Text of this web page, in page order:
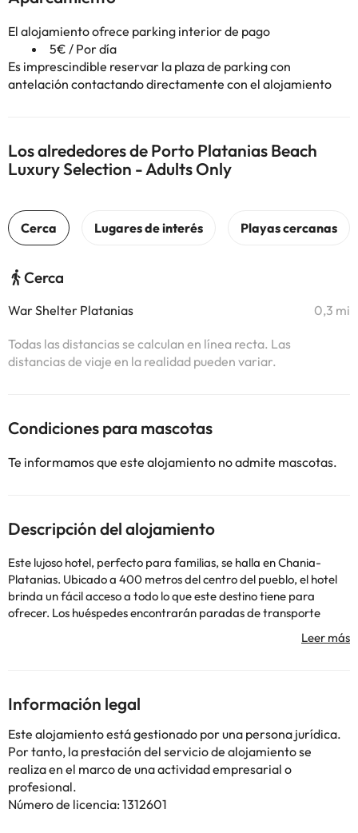
El alojamiento ofrece parking interior de pago
5€ / Por día
Es imprescindible reservar la plaza de parking con
antelación contactando directamente con el alojamiento
Los alrededores de Porto Platanias Beach
Luxury Selection - Adults Only
Cerca
War Shelter Platanias 0,3 mi
Todas las distancias se calculan en línea recta. Las
distancias de viaje en la realidad pueden variar.
Condiciones para mascotas
Te informamos que este alojamiento no admite mascotas.
Descripción del alojamiento
Este lujoso hotel, perfecto para familias, se halla en Chania-
Platanias. Ubicado a 400 metros del centro del pueblo, el hotel
brinda un fácil acceso a todo lo que este destino tiene para
ofrecer. Los huéspedes encontrarán paradas de transporte
establecimiento está ubicado frente a la playa. Los visitantes
se sometió a una reforma en 2014. Los clientes podrán
mantenerse al día gracias a la conexión a internet en todas sus
instalaciones. Los clientes podrán contactar con la recepción en
cualquier momento del día. Hay cunas para niños disponibles
bajo petición. Los espacios comunes son aptos para personas de
movilidad reducida. No se permiten mascotas en las
instalaciones. Las personas que se alojen en este establecimiento
podrán utilizar el aparcamiento. El hotel ofrece un práctico
Información legal
Este alojamiento está gestionado por una persona jurídica.
Por tanto, la prestación del servicio de alojamiento se
realiza en el marco de una actividad empresarial o
profesional.
Número de licencia: 1312601